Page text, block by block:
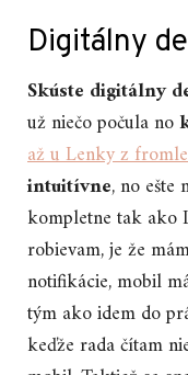
Digitálny
Skúste digitálny
už niečo počula no
až u Lenky z
intuitívne, no ešte
kompletne tak ako
robievam, je že
notifikácie, mobil
tým ako idem do
keďže rada čítam